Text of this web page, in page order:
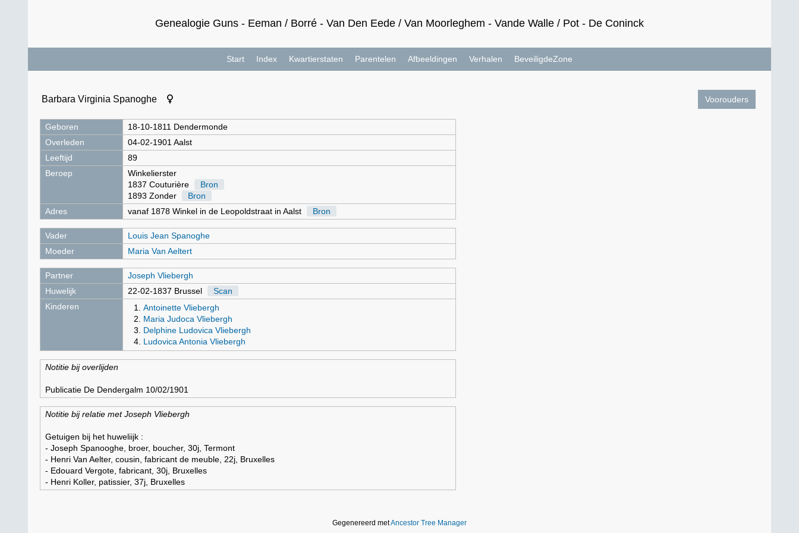
Genealogie Guns - Eeman / Borré - Van Den Eede / Van Moorleghem - Vande Walle / Pot - De Coninck
Start Index Kwartierstaten Parentelen Afbeeldingen Verhalen BeveiligdeZone
Barbara Virginia Spanoghe Voorouders
Geboren
18-10-1811 Dendermonde
Overleden
04-02-1901 Aalst
Leeftijd
89
Beroep
Winkelierster
1837 Couturière
Bron
1893 Zonder
Bron
Adres
vanaf 1878 Winkel in de Leopoldstraat in Aalst Bron
Vader
Louis Jean Spanoghe
Moeder
Maria Van Aeltert
Partner
Joseph Vliebergh
Huwelijk
22-02-1837 Brussel
Scan
Kinderen
Antoinette Vliebergh
Maria Judoca Vliebergh
Delphine Ludovica Vliebergh
Ludovica Antonia Vliebergh
Notitie bij overlijden
Publicatie De Dendergalm 10/02/1901
Notitie bij relatie met Joseph Vliebergh
Getuigen bij het huweliijk :
- Joseph Spanooghe, broer, boucher, 30j, Termont
- Henri Van Aelter, cousin, fabricant de meuble, 22j, Bruxelles
- Edouard Vergote, fabricant, 30j, Bruxelles
- Henri Koller, patissier, 37j, Bruxelles
Gegenereerd metAncestor Tree Manager